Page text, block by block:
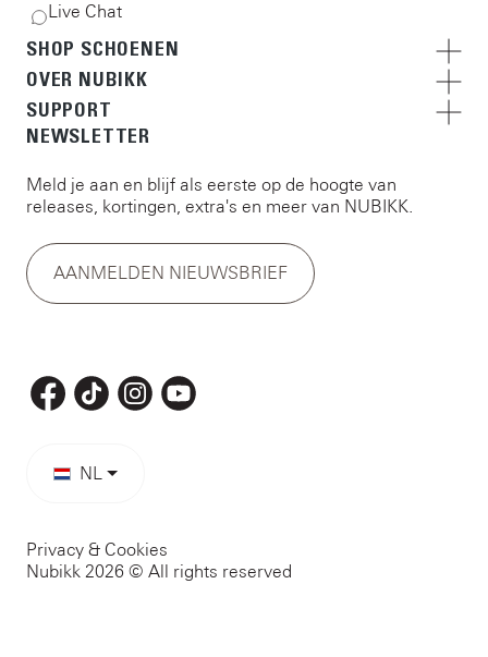
Live Chat
SHOP SCHOENEN
OVER NUBIKK
SUPPORT
NEWSLETTER
Meld je aan en blijf als eerste op de hoogte van
releases, kortingen, extra's en meer van NUBIKK.
AANMELDEN NIEUWSBRIEF
NL
Privacy & Cookies
Nubikk 2026 © All rights reserved